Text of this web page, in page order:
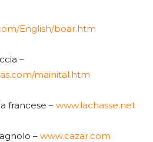
English/boar.htm
–
mainital.htm
francese – www.lachasse.net
– www.cazar.com